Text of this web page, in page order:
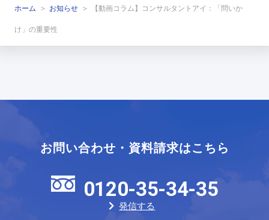
ホーム お知らせ 【動画コラム】コンサルタントアイ：「問いか
け」の重要性
お問い合わせ・資料請求はこちら
0120-35-34-35
発信する